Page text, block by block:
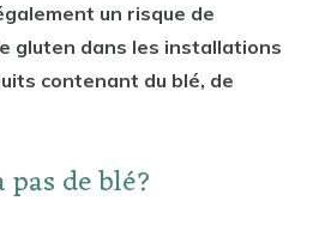
un risque de
gluten dans les installations
contenant du blé, de
pas de blé?